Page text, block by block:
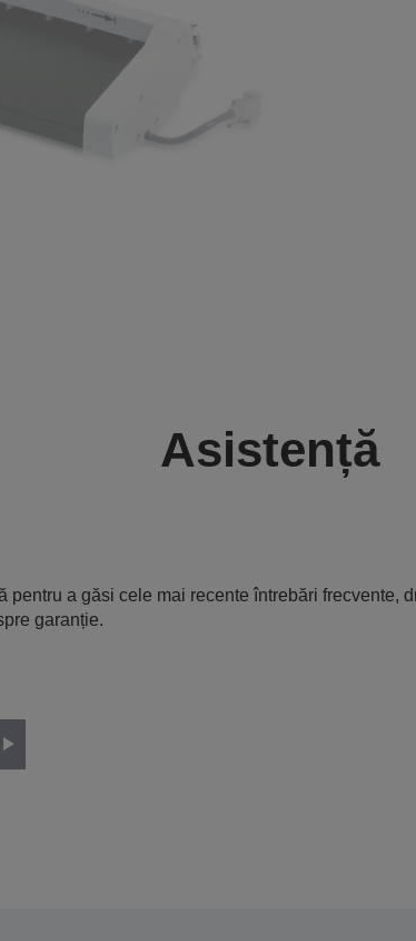
Asistență
pentru a găsi cele mai recente întrebări frecvente,
garanție.